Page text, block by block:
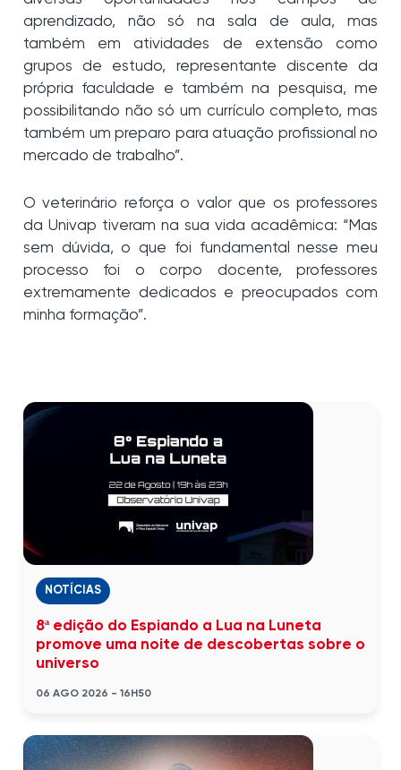
aprendizado, não só na sala de aula, mas
também em atividades de extensão como
grupos de estudo, representante discente da
própria faculdade e também na pesquisa, me
possibilitando não só um currículo completo, mas
também um preparo para atuação profissional no
mercado de trabalho”.
O veterinário reforça o valor que os professores
da Univap tiveram na sua vida acadêmica: “Mas
sem dúvida, o que foi fundamental nesse meu
processo foi o corpo docente, professores
extremamente dedicados e preocupados com
minha formação”.
NOTÍCIAS
8ª edição do Espiando a Lua na Luneta
promove uma noite de descobertas sobre o
universo
06 AGO 2026 - 16H50